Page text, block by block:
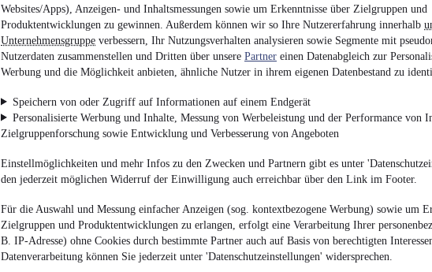
Websites/Apps), Anzeigen- und Inhaltsmessungen sowie um Erkenntnisse über Zielgruppen und
Produktentwicklungen zu gewinnen. Außerdem können wir so Ihre Nutzererfahrung innerhalb
Unternehmensgruppe verbessern, Ihr Nutzungsverhalten analysieren sowie Segmente mit
Nutzerdaten zusammenstellen und Dritten über unsere Partner einen Datenabgleich zur
Werbung und die Möglichkeit anbieten, ähnliche Nutzer in ihrem eigenen Datenbestand zu
Speichern von oder Zugriff auf Informationen auf einem Endgerät
Personalisierte Werbung und Inhalte, Messung von Werbeleistung und der Performance von
Zielgruppenforschung sowie Entwicklung und Verbesserung von Angeboten
Einstellmöglichkeiten und mehr Infos zu den Zwecken und Partnern gibt es unter
den jederzeit möglichen Widerruf der Einwilligung auch erreichbar über den Link im Footer.
Für die Auswahl und Messung einfacher Anzeigen (sog. kontextbezogene Werbung) sowie um
Zielgruppen und Produktentwicklungen zu erlangen, erfolgt eine Verarbeitung Ihrer
B. IP-Adresse) ohne Cookies durch bestimmte Partner auch auf Basis von berechtigten
Datenverarbeitung können Sie jederzeit unter 'Datenschutzeinstellungen' widersprechen.
13.990 €
EZ 04/2015•23.670